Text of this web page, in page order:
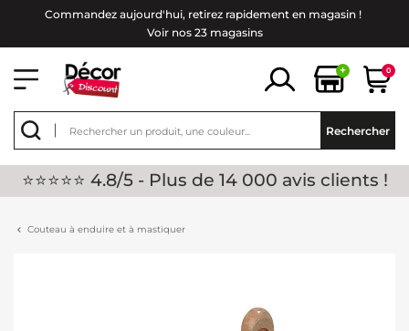
Commandez aujourd'hui, retirez rapidement en magasin !
Voir nos 23 magasins
+ 0
Rechercher
⭐⭐⭐⭐⭐ 4.8/5 - Plus de 14 000 avis clients !
Couteau à enduire et à mastiquer